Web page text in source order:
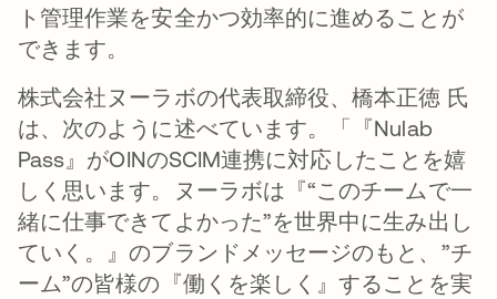
ト管理作業を安全かつ効率的に進めることが
できます。
株式会社ヌーラボの代表取締役、橋本正徳 氏
は、次のように述べています。「『Nulab
Pass』がOINのSCIM連携に対応したことを嬉
しく思います。ヌーラボは『“このチームで一
緒に仕事できてよかった”を世界中に生み出し
ていく。』のブランドメッセージのもと、”チ
ーム”の皆様の『働くを楽しく』することを実